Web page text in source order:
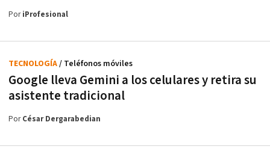
PoriProfesional
Google lleva Gemini a los celulares y retira su
asistente tradicional
TECNOLOGÍA/ Teléfonos móviles
PorCésar Dergarabedian